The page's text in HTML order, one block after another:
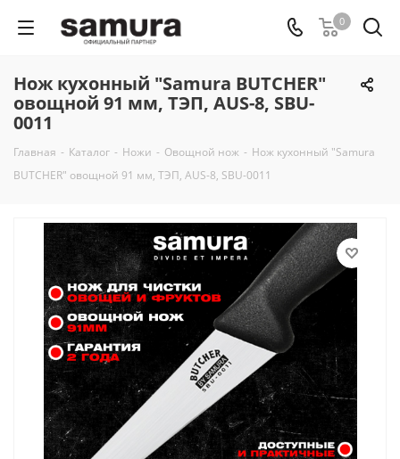
0
Нож кухонный "Samura BUTCHER"
овощной 91 мм, ТЭП, AUS-8, SBU-
0011
Главная - Каталог - Ножи - Овощной нож - Нож кухонный "Samura
BUTCHER" овощной 91 мм, ТЭП, AUS-8, SBU-0011